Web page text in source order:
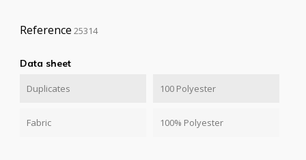
Reference 25314
Data sheet
Duplicates 100 Polyester
Fabric 100% Polyester